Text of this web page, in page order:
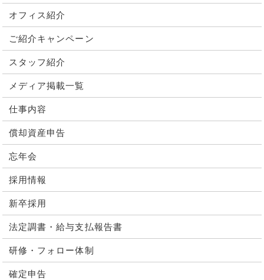
オフィス紹介
ご紹介キャンペーン
スタッフ紹介
メディア掲載一覧
仕事内容
償却資産申告
忘年会
採用情報
新卒採用
法定調書・給与支払報告書
研修・フォロー体制
確定申告